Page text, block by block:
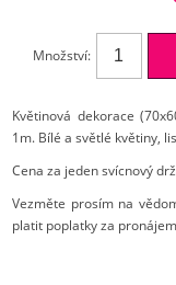
Množství:
Květinová dekorace
1m. Bílé a světlé květiny,
Cena za jeden svícnový
Vezměte prosím na
platit poplatky za